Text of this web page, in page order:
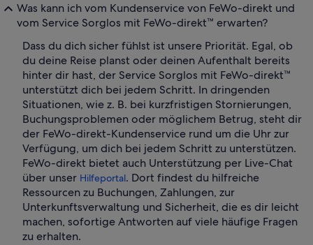
Was kann ich vom Kundenservice von FeWo-direkt und
vom Service Sorglos mit FeWo-direkt™ erwarten?
Dass du dich sicher fühlst ist unsere Priorität. Egal, ob
du deine Reise planst oder deinen Aufenthalt bereits
hinter dir hast, der Service Sorglos mit FeWo-direkt™
unterstützt dich bei jedem Schritt. In dringenden
Situationen, wie z. B. bei kurzfristigen Stornierungen,
Buchungsproblemen oder möglichem Betrug, steht dir
der FeWo-direkt-Kundenservice rund um die Uhr zur
Verfügung, um dich bei jedem Schritt zu unterstützen.
FeWo-direkt bietet auch Unterstützung per Live-Chat
über unser Hilfeportal. Dort findest du hilfreiche
Ressourcen zu Buchungen, Zahlungen, zur
Unterkunftsverwaltung und Sicherheit, die es dir leicht
machen, sofortige Antworten auf viele häufige Fragen
zu erhalten.